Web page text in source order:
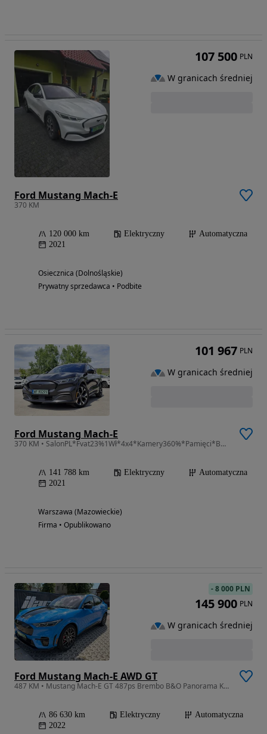
Ford Mustang Mach-E
370 KM
120 000 km Elektryczny
Automatyczna
2021
Osiecznica (Dolnośląskie)
Prywatny sprzedawca • Podbite
107 500 PLN
W granicach średniej
Ford Mustang Mach-E
370 KM • SalonPL*Fvat23%1Wł*4x4*Kamery360%*Pamięci*B&O
141 788 km Elektryczny
Automatyczna
2021
Warszawa (Mazowieckie)
Firma • Opublikowano
101 967 PLN
W granicach średniej
Ford Mustang Mach-E AWD GT
487 KM • Mustang Mach-E GT 487ps Brembo B&O Panorama Kam360 JAK NOWY!
86 630 km Elektryczny
Automatyczna
2022
-8 000 PLN
145 900 PLN
W granicach średniej